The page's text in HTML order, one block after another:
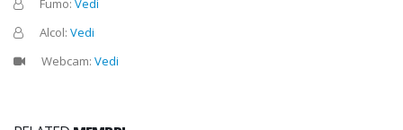
Fumo: Vedi
Alcol: Vedi
Webcam: Vedi